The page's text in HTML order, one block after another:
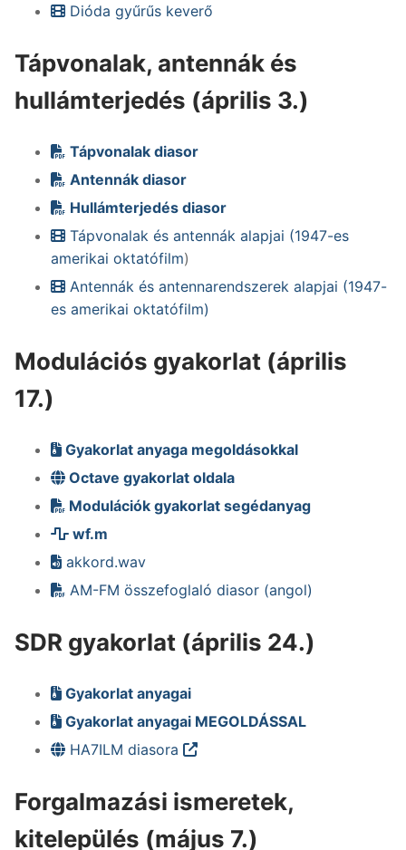
Dióda gyűrűs keverő
Tápvonalak, antennák és
hullámterjedés (április 3.)
Tápvonalak diasor
Antennák diasor
Hullámterjedés diasor
Tápvonalak és antennák alapjai (1947-es
amerikai oktatófilm)
Antennák és antennarendszerek alapjai (1947-
es amerikai oktatófilm)
Modulációs gyakorlat (április
17.)
Gyakorlat anyaga megoldásokkal
Octave gyakorlat oldala
Modulációk gyakorlat segédanyag
wf.m
akkord.wav
AM-FM összefoglaló diasor (angol)
SDR gyakorlat (április 24.)
Gyakorlat anyagai
Gyakorlat anyagai MEGOLDÁSSAL
HA7ILM diasora
Forgalmazási ismeretek,
kitelepülés (május 7.)